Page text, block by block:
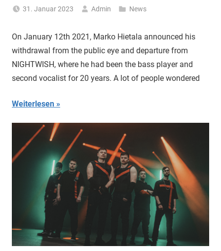
31. Januar 2023 Admin News
On January 12th 2021, Marko Hietala announced his
withdrawal from the public eye and departure from
NIGHTWISH, where he had been the bass player and
second vocalist for 20 years. A lot of people wondered
Weiterlesen